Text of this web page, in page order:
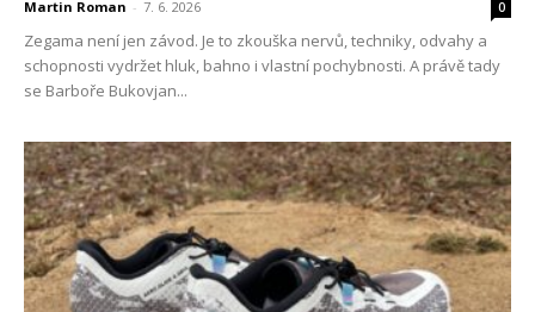
Martin Roman - 7. 6. 2026 0
Zegama není jen závod. Je to zkouška nervů, techniky, odvahy a
schopnosti vydržet hluk, bahno i vlastní pochybnosti. A právě tady
se Barboře Bukovjan...